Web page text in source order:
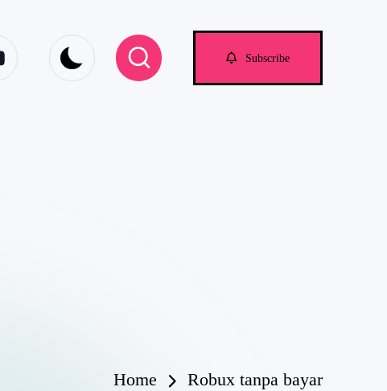
Subscribe
Home Robux tanpa bayar